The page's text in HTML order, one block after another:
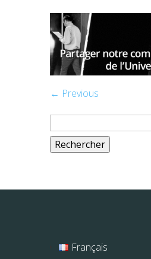
← Previous
Rechercher :
Français